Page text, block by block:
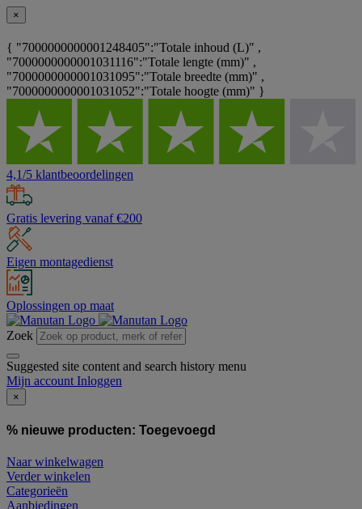
×
{ "7000000000001248405":"Totale inhoud (L)" ,
"7000000000001031116":"Totale lengte (mm)" ,
"7000000000001031095":"Totale breedte (mm)" ,
"7000000000001031052":"Totale hoogte (mm)" }
4,1/5 klantbeoordelingen
Gratis levering vanaf €200
Eigen montagedienst
Oplossingen op maat
Zoek
Suggested site content and search history menu
Mijn account Inloggen
×
% nieuwe producten: Toegevoegd
Naar winkelwagen
Verder winkelen
Categorieën
Aanbiedingen